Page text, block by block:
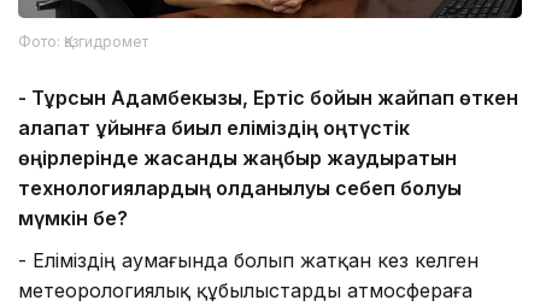
Фото: Қазгидромет
- Тұрсын Адамбекқызы, Ертіс бойын жайпап өткен
алапат құйынға биыл еліміздің оңтүстік
өңірлерінде жасанды жаңбыр жаудыратын
технологиялардың қолданылуы себеп болуы
мүмкін бе?
- Еліміздің аумағында болып жатқан кез келген
метеорологиялық құбылыстарды атмосфераға